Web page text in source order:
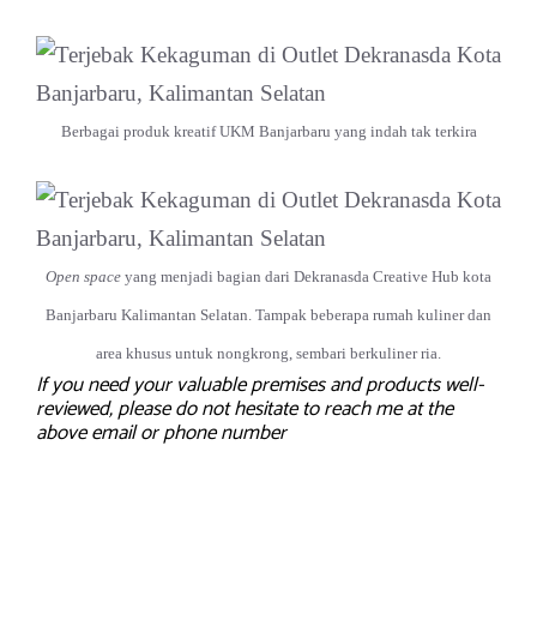
Berbagai produk kreatif UKM Banjarbaru yang indah tak terkira
Open space yang menjadi bagian dari Dekranasda Creative Hub kota
Banjarbaru Kalimantan Selatan. Tampak beberapa rumah kuliner dan
area khusus untuk nongkrong, sembari berkuliner ria.
If you need your valuable premises and products well-
reviewed, please do not hesitate to reach me at the
above email or phone number